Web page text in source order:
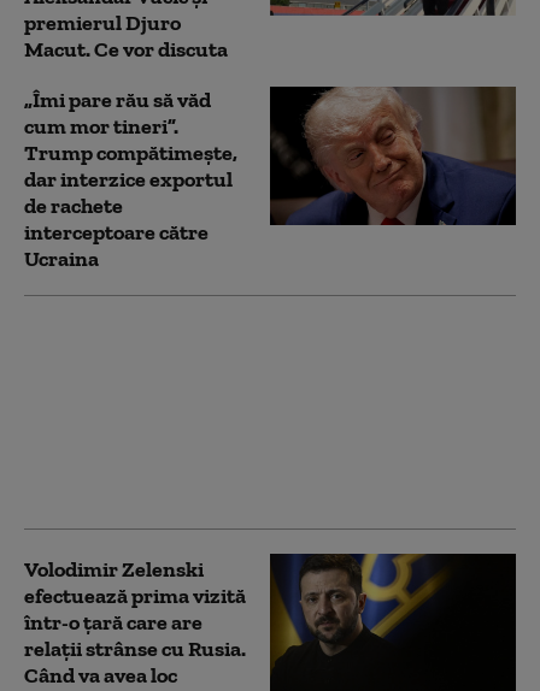
premierul Djuro
Macut. Ce vor discuta
„Îmi pare rău să văd
cum mor tineri”.
Trump compătimește,
dar interzice exportul
de rachete
interceptoare către
Ucraina
Volodimir Zelenski
efectuează prima vizită
într-o țară care are
relații strânse cu Rusia.
Când va avea loc